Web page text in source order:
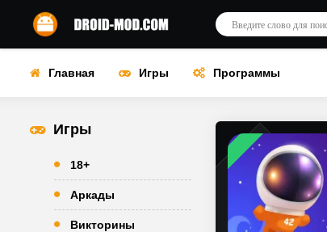
Главная Игры Программы
Игры
18+
Аркады
Викторины